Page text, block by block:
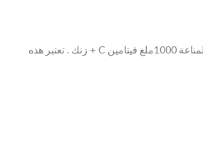
⭐ – تركيبة قوية لدعم جهاز المناعة 1000ملغ فيتامين C + زنك . تعتبر هذه